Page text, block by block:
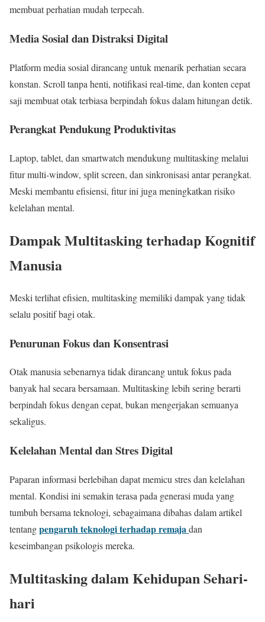
membuat perhatian mudah terpecah.
Media Sosial dan Distraksi Digital
Platform media sosial dirancang untuk menarik perhatian secara
konstan. Scroll tanpa henti, notifikasi real-time, dan konten cepat
saji membuat otak terbiasa berpindah fokus dalam hitungan detik.
Perangkat Pendukung Produktivitas
Laptop, tablet, dan smartwatch mendukung multitasking melalui
fitur multi-window, split screen, dan sinkronisasi antar perangkat.
Meski membantu efisiensi, fitur ini juga meningkatkan risiko
kelelahan mental.
Dampak Multitasking terhadap Kognitif
Manusia
Meski terlihat efisien, multitasking memiliki dampak yang tidak
selalu positif bagi otak.
Penurunan Fokus dan Konsentrasi
Otak manusia sebenarnya tidak dirancang untuk fokus pada
banyak hal secara bersamaan. Multitasking lebih sering berarti
berpindah fokus dengan cepat, bukan mengerjakan semuanya
sekaligus.
Kelelahan Mental dan Stres Digital
Paparan informasi berlebihan dapat memicu stres dan kelelahan
mental. Kondisi ini semakin terasa pada generasi muda yang
tumbuh bersama teknologi, sebagaimana dibahas dalam artikel
tentangpengaruh teknologi terhadap remajadan
keseimbangan psikologis mereka.
Multitasking dalam Kehidupan Sehari-
hari